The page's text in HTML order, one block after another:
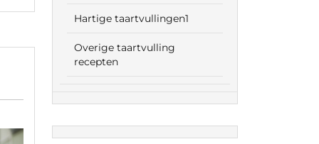
Hartige taartvullingen1
Overige taartvulling
recepten